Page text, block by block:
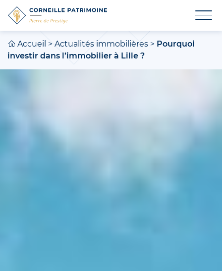
Accueil >Actualités immobilières > Pourquoi
investir dans l’immobilier à Lille ?